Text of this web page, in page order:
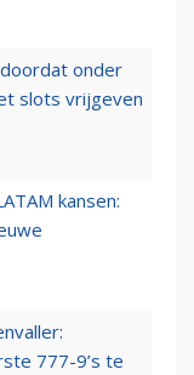
onder
slots vrijgeven
kansen:
777-9’s te